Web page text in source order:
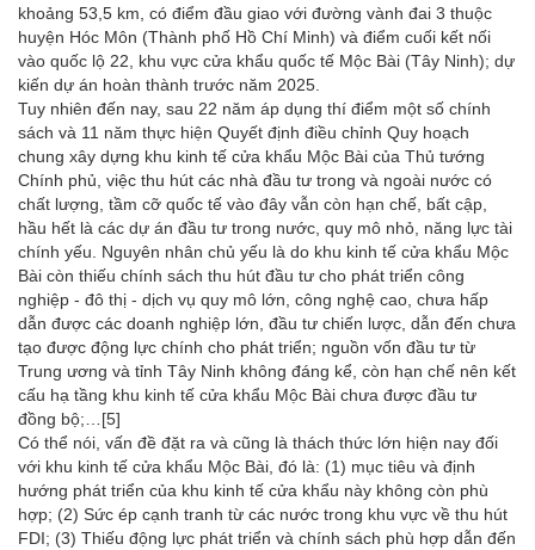
khoảng 53,5 km, có điểm đầu giao với đường vành đai 3 thuộc
huyện Hóc Môn (Thành phố Hồ Chí Minh) và điểm cuối kết nối
vào quốc lộ 22, khu vực cửa khẩu quốc tế Mộc Bài (Tây Ninh); dự
kiến dự án hoàn thành trước năm 2025.
Tuy nhiên đến nay, sau 22 năm áp dụng thí điểm một số chính
sách và 11 năm thực hiện Quyết định điều chỉnh Quy hoạch
chung xây dựng khu kinh tế cửa khẩu Mộc Bài của Thủ tướng
Chính phủ, việc thu hút các nhà đầu tư trong và ngoài nước có
chất lượng, tầm cỡ quốc tế vào đây vẫn còn hạn chế, bất cập,
hầu hết là các dự án đầu tư trong nước, quy mô nhỏ, năng lực tài
chính yếu. Nguyên nhân chủ yếu là do khu kinh tế cửa khẩu Mộc
Bài còn thiếu chính sách thu hút đầu tư cho phát triển công
nghiệp - đô thị - dịch vụ quy mô lớn, công nghệ cao, chưa hấp
dẫn được các doanh nghiệp lớn, đầu tư chiến lược, dẫn đến chưa
tạo được động lực chính cho phát triển; nguồn vốn đầu tư từ
Trung ương và tỉnh Tây Ninh không đáng kể, còn hạn chế nên kết
cấu hạ tầng khu kinh tế cửa khẩu Mộc Bài chưa được đầu tư
đồng bộ;… [5]
Có thể nói, vấn đề đặt ra và cũng là thách thức lớn hiện nay đối
với khu kinh tế cửa khẩu Mộc Bài, đó là: (1) mục tiêu và định
hướng phát triển của khu kinh tế cửa khẩu này không còn phù
hợp; (2) Sức ép cạnh tranh từ các nước trong khu vực về thu hút
FDI; (3) Thiếu động lực phát triển và chính sách phù hợp dẫn đến